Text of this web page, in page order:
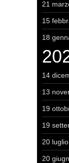
21
15
18
14
13
19
19
20 luglio
20